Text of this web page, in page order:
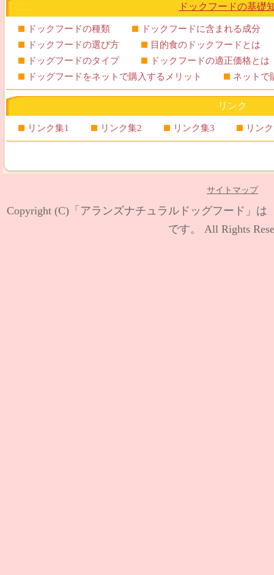
ドックフードの基礎
ドックフードの種類
ドックフードに含まれる成分
ドックフードの選び方
目的食のドックフードとは
ドッグフードのタイプ
ドックフードの適正価格とは
ドッグフードをネットで購入するメリット
ネットで
リンク
リンク集1 リンク集2 リンク集3 リン
サイトマップ
Copyright (C) 「アランズナチュラルドッグフード」
です。
All Rights